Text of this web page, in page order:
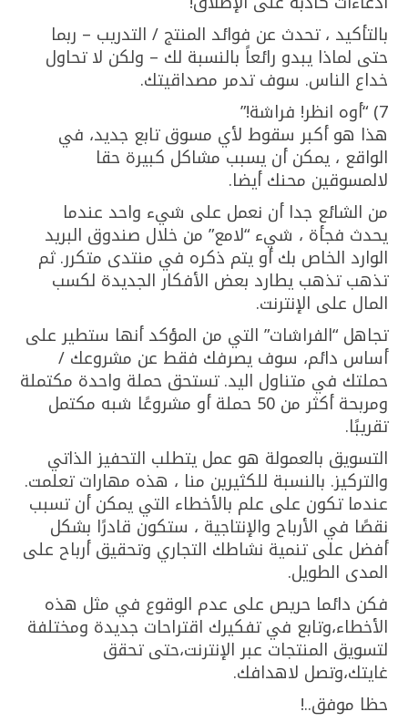
بالتأكيد ، تحدث عن فوائد المنتج / التدريب – ربما
حتى لماذا يبدو رائعاً بالنسبة لك – ولكن لا تحاول
خداع الناس. سوف تدمر مصداقيتك.
7) “أوه انظر! فراشة!”
هذا هو أكبر سقوط لأي مسوق تابع جديد، في
الواقع ، يمكن أن يسبب مشاكل كبيرة حقا
لالمسوقين محنك أيضا.
من الشائع جدا أن نعمل على شيء واحد عندما
يحدث فجأة ، شيء “لامع” من خلال صندوق البريد
الوارد الخاص بك أو يتم ذكره في منتدى متكرر. ثم
تذهب تذهب يطارد بعض الأفكار الجديدة لكسب
المال على الإنترنت.
تجاهل “الفراشات” التي من المؤكد أنها ستطير على
أساس دائم، سوف يصرفك فقط عن مشروعك /
حملتك في متناول اليد. تستحق حملة واحدة مكتملة
ومربحة أكثر من 50 حملة أو مشروعًا شبه مكتمل
تقريبًا.
التسويق بالعمولة هو عمل يتطلب التحفيز الذاتي
والتركيز. بالنسبة للكثيرين منا ، هذه مهارات تعلمت.
عندما تكون على علم بالأخطاء التي يمكن أن تسبب
نقصًا في الأرباح والإنتاجية ، ستكون قادرًا بشكل
أفضل على تنمية نشاطك التجاري وتحقيق أرباح على
المدى الطويل.
فكن دائما حريص على عدم الوقوع في مثل هذه
الأخطاء،وتابع في تفكيرك اقتراحات جديدة ومختلفة
لتسويق المنتجات عبر الإنترنت،حتى تحقق
غايتك،وتصل لاهدافك.
حظا موفق..!